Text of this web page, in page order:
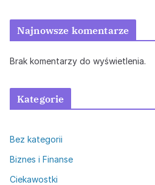
Najnowsze komentarze
Brak komentarzy do wyświetlenia.
Kategorie
Bez kategorii
Biznes i Finanse
Ciekawostki